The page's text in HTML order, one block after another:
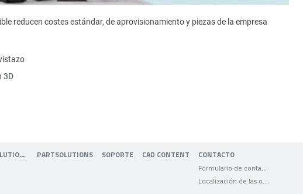
reducen costes estándar, de aprovisionamiento y piezas de la empresa
3D
ECATALOGSOLUTIONS PARTSOLUTIONS SOPORTE CAD CONTENT CONTACTO